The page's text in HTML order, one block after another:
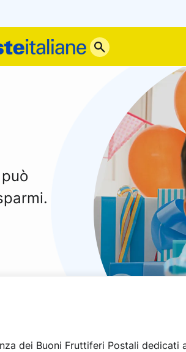
dei Buoni Fruttiferi Postali dedicati